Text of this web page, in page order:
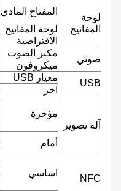
لوحة
المفاتيح
المفتاح المادي
لوحة المفاتيح
الافتراضية
صوتي
مكبر الصوت
ميكروفون
USB
معيار USB
آخر
آلة تصوير
مؤخرة
أمام
NFC
اساسي